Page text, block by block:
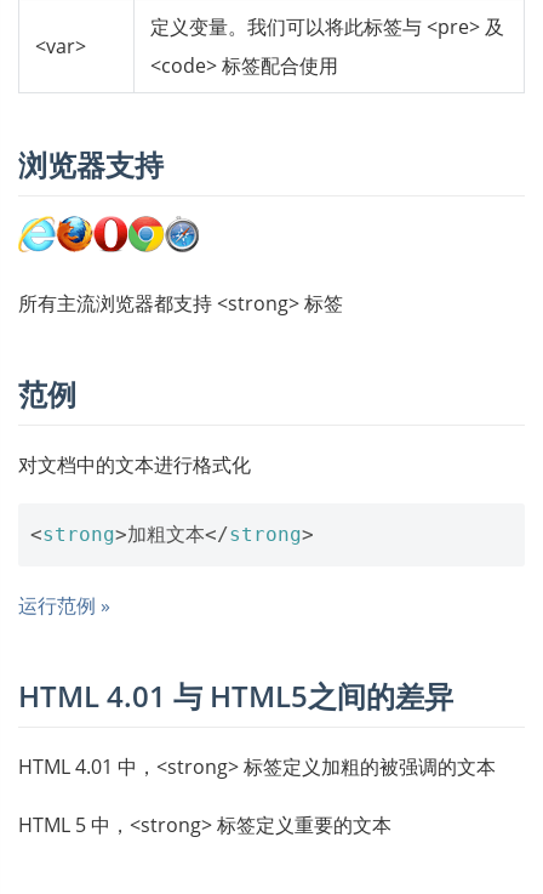
<var>
定义变量。我们可以将此标签与 <pre> 及
<code> 标签配合使用
浏览器支持
所有主流浏览器都支持 <strong> 标签
范例
对文档中的文本进行格式化
<strong>加粗文本</strong>
运行范例 »
HTML 4.01 与 HTML5之间的差异
HTML 4.01 中，<strong> 标签定义加粗的被强调的文本
HTML 5 中，<strong> 标签定义重要的文本